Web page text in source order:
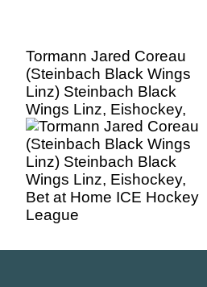
Tormann Jared Coreau
(Steinbach Black Wings
Linz) Steinbach Black
Wings Linz, Eishockey,
Bet at Home ICE Hockey
League